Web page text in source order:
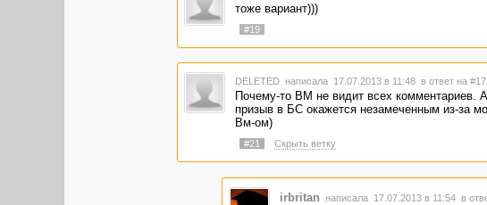
тоже вариант)))
#19
DELETED написала 17.07.2013 в 11:48 в ответ на #17
Почему-то ВМ не видит всех комментариев.
призыв в БС окажется незамеченным из-за
Вм-ом)
#21 Скрыть ветку
irbritan написала 17.07.2013 в 11:54 в